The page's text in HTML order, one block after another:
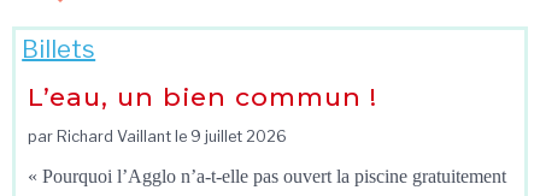
Billets
L’eau, un bien commun !
par Richard Vaillant le 9 juillet 2026
« Pourquoi l’Agglo n’a-t-elle pas ouvert la piscine gratuitement